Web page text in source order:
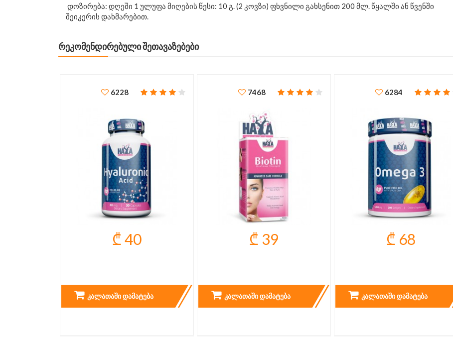
დოზირება: დღეში 1 ულუფა მიღების წესი: 10 გ. (2 კოვზი) ფხვნილი გახსენით 200 მლ. წყალში ან წვენში
შეიკერის დახმარებით.
ᲠᲔᲙᲝᲛᲔᲜᲓᲘᲠᲔᲑᲣᲚᲘ ᲨᲔᲗᲐᲕᲐᲖᲔᲑᲔᲑᲘ
6228
₾ 40
ᲙᲐᲚᲐᲗᲐᲨᲘ ᲓᲐᲛᲐᲢᲔᲑᲐ
7468
₾ 39
ᲙᲐᲚᲐᲗᲐᲨᲘ ᲓᲐᲛᲐᲢᲔᲑᲐ
6284
₾ 68
ᲙᲐᲚᲐᲗᲐᲨᲘ ᲓᲐᲛᲐᲢᲔᲑᲐ